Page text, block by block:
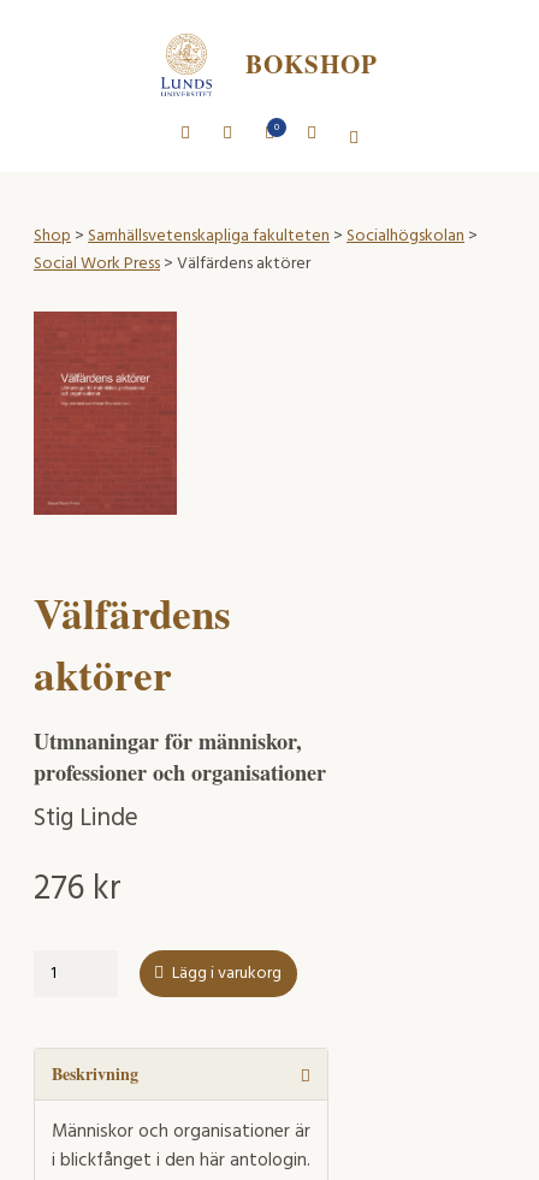
BOKSHOP
0
Shop>Samhällsvetenskapliga fakulteten>Socialhögskolan>
Social Work Press> Välfärdens aktörer
Välfärdens
aktörer
Utmnaningar för människor,
professioner och organisationer
Stig Linde
276 kr
Välfärdens
Lägg i varukorg
Beskrivning
Människor och organisationer är
i blickfånget i den här antologin.